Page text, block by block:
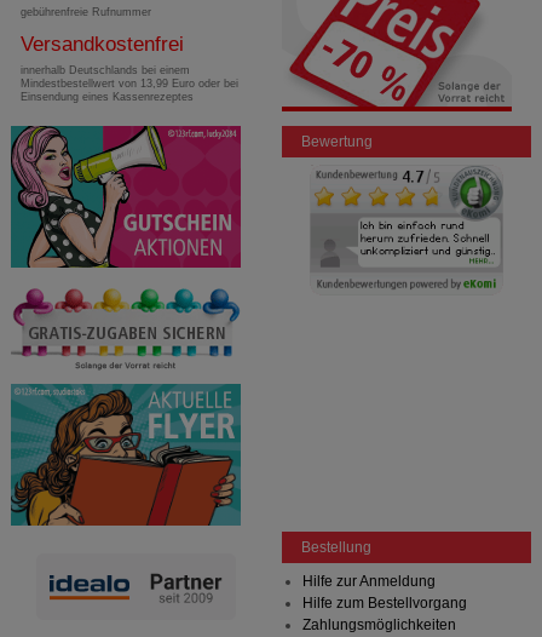
gebührenfreie Rufnummer
Versandkostenfrei
innerhalb Deutschlands bei einem
Mindestbestellwert von 13,99 Euro oder bei
Einsendung eines Kassenrezeptes
Bewertung
Bestellung
Hilfe zur Anmeldung
Hilfe zum Bestellvorgang
Zahlungsmöglichkeiten